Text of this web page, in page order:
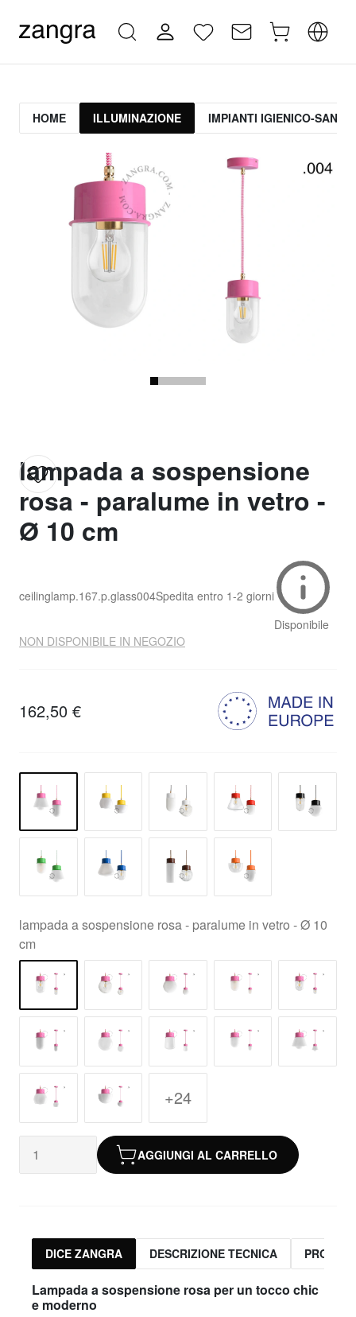
HOME ILLUMINAZIONE IMPIANTI IGIENICO-
lampada a sospensione
rosa - paralume in vetro -
Ø 10 cm
ceilinglamp.167.p.glass004Spedita entro 1-2 giorni
Disponibile
NON DISPONIBILE IN NEGOZIO
162,50 €
lampada a sospensione rosa - paralume in vetro - Ø 10
cm
+24
AGGIUNGI AL CARRELLO
DICE ZANGRA DESCRIZIONE TECNICA
Lampada a sospensione rosa per un tocco chic
e moderno